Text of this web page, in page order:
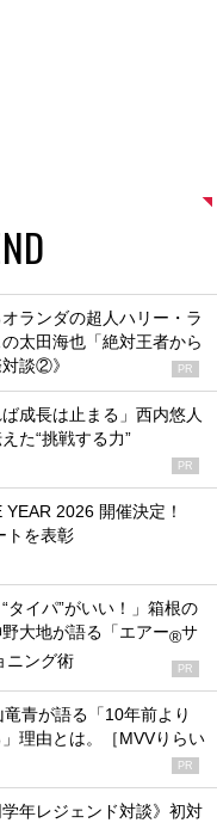
ランダの超人ハリー・ラ
太田海也「絶対王者から
談②》
PR
成長は止まる」西内悠人
た“挑戦する力”
PR
2026 開催決定！
トを表彰
タイパ”がいい！」箱根の
大地が語る「エアー®サ
ニング術 PR
青が語る「10年前より
理由とは。［MVVりらい
PR
年レジェンド対談》初対